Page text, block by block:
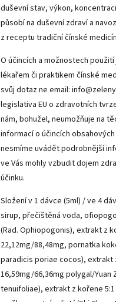
duševní stav, výkon,
působí na duševní zdraví a
z receptu tradiční čínské
O účincích a možnostech
lékařem či praktikem čínské
svůj dotaz ne email:
legislativa EU o zdravotních
nám, bohužel, neumožňuje na
informací o účincích
nesmíme uvádět podrobnější
ve Vás mohly vzbudit dojem
účinku.
Složení v 1 dávce (5ml) / ve 4
sirup, přečištěná voda,
(Rad. Ophiopogonis), extrakt z
22,12mg/88,48mg, pornatka
paradicis poriae cocos), extrakt
16,59mg/66,36mg polygal/Yuan
tenuifoliae), extrakt z kořene